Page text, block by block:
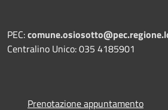
PEC:
Centralino Unico: 035 4185901
Prenotazione appuntamento